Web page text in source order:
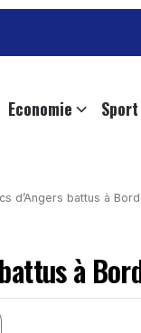
Economie Sport
d’Angers battus à
à